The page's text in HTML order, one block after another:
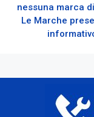
nessuna marca
Le Marche